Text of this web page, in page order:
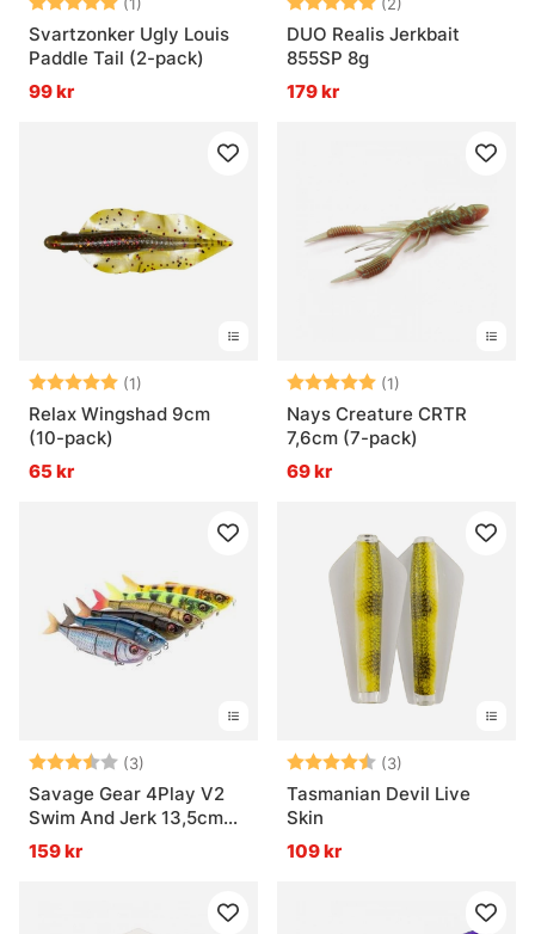
Svartzonker Ugly Louis
Paddle Tail (2-pack)
99 kr
DUO Realis Jerkbait
855SP 8g
179 kr
Betyg: (1)
5.0 utav 5 stjärnor
Relax Wingshad 9cm
(10-pack)
65 kr
Betyg: (1)
Nays Creature CRTR
7,6cm (7-pack)
69 kr
Betyg: (3)
3.7 utav 5 stjärnor
Savage Gear 4Play V2
Swim And Jerk 13,5cm
20g SS
159 kr
Betyg: (3)
Tasmanian Devil Live
Skin
109 kr